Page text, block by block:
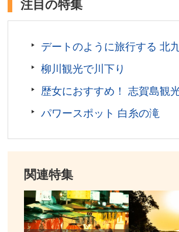
柳川藩主立花邸 御花 公式サイト
注目の特集
デートのように旅行する 北
柳川観光で川下り
歴女におすすめ！ 志賀島観
パワースポット 白糸の滝
関連特集